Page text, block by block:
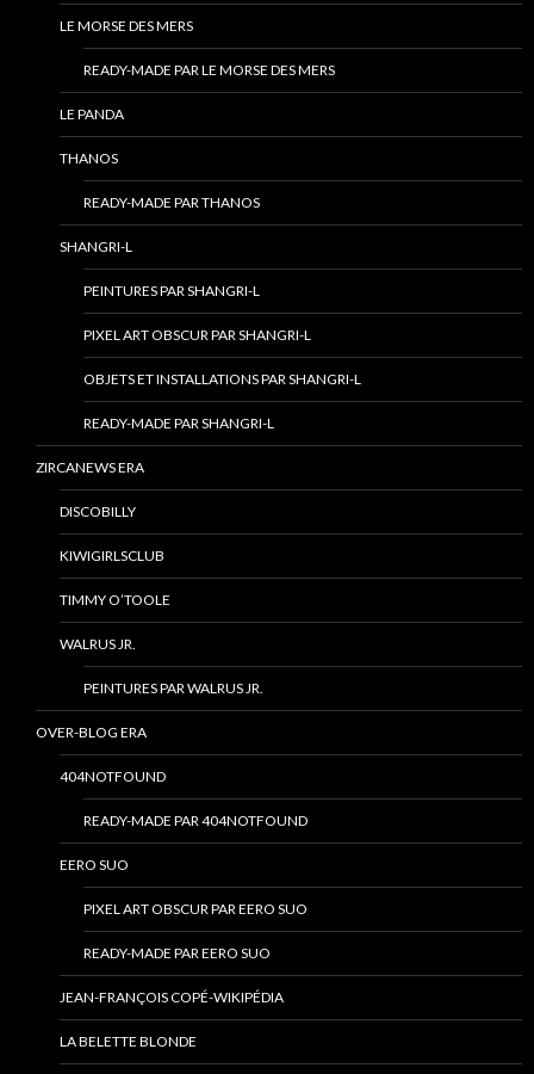
LE MORSE DES MERS
READY-MADE PAR LE MORSE DES MERS
LE PANDA
THANOS
READY-MADE PAR THANOS
SHANGRI-L
PEINTURES PAR SHANGRI-L
PIXEL ART OBSCUR PAR SHANGRI-L
OBJETS ET INSTALLATIONS PAR SHANGRI-L
READY-MADE PAR SHANGRI-L
ZIRCANEWS ERA
DISCOBILLY
KIWIGIRLSCLUB
TIMMY O’TOOLE
WALRUS JR.
PEINTURES PAR WALRUS JR.
OVER-BLOG ERA
404NOTFOUND
READY-MADE PAR 404NOTFOUND
EERO SUO
PIXEL ART OBSCUR PAR EERO SUO
READY-MADE PAR EERO SUO
JEAN-FRANÇOIS COPÉ-WIKIPÉDIA
LA BELETTE BLONDE